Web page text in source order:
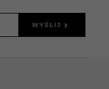
WYŚLIJ